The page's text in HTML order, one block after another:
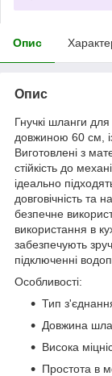
Опис
Опис
Гнучкі шланги
довжиною 60 см,
Виготовлені з
стійкість до
ідеально
довговічність та
безпечне
використання в
забезпечують
підключенні
Особливості:
Тип
Довжина
Висока
Простота в